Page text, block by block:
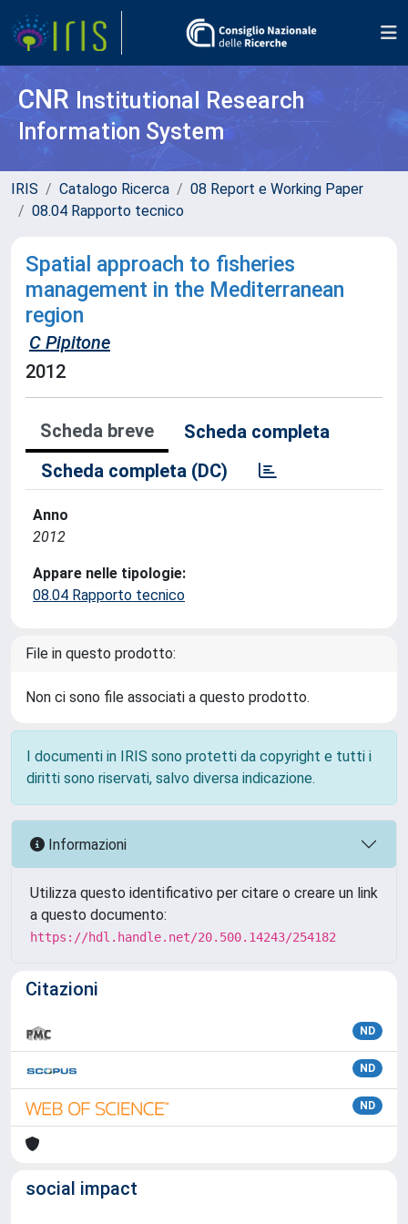
CNR Institutional Research
Information System
IRIS Catalogo Ricerca
08 Report e Working Paper
08.04 Rapporto tecnico
Spatial approach to fisheries
management in the Mediterranean
region
C Pipitone
2012
Scheda breve
Scheda completa
Scheda completa (DC)
Anno
2012
Appare nelle tipologie:
08.04 Rapporto tecnico
File in questo prodotto:
Non ci sono file associati a questo prodotto.
I documenti in IRIS sono protetti da copyright e tutti i
diritti sono riservati, salvo diversa indicazione.
Informazioni
Utilizza questo identificativo per citare o creare un link
a questo documento:
https://hdl.handle.net/20.500.14243/254182
Citazioni
ND
ND
ND
social impact